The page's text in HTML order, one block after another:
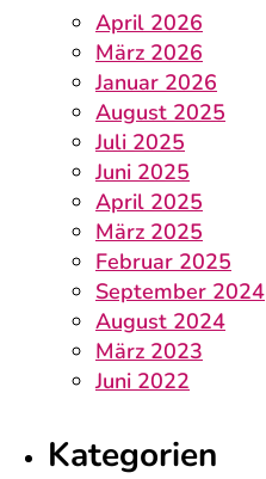
April 2026
März 2026
Januar 2026
August 2025
Juli 2025
Juni 2025
April 2025
März 2025
Februar 2025
September 2024
August 2024
März 2023
Juni 2022
Kategorien